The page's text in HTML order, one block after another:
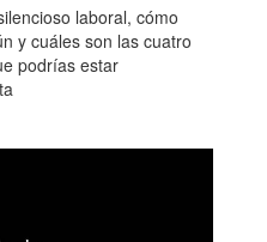
laboral, cómo
y cuáles son las cuatro
podrías estar